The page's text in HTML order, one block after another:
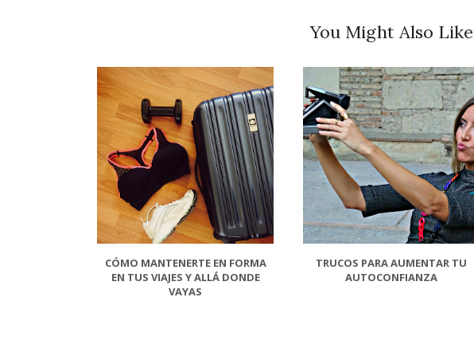
You Might Also Like
CÓMO MANTENERTE EN FORMA
EN TUS VIAJES Y ALLÁ DONDE
VAYAS
TRUCOS PARA AUMENTAR TU
AUTOCONFIANZA